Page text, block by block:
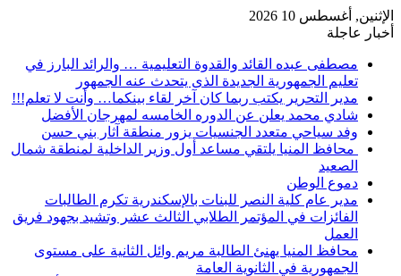
الإثنين, أغسطس 10 2026
أخبار عاجلة
مصطفى عبده القائد والقدوة التعليمية … والرائد البارز في
تعليم الجمهورية الجديدة الذى يتحدث عنه الجمهور
مدير التحرير يكتب ربما كان آخر لقاء بينكما… وأنت لا تعلم!!!
شادي محمد يعلن عن الدوره الخامسه لمهرجان الأفضل
وفد سياحي متعدد الجنسيات يزور منطقة آثار بني حسن
محافظ المنيا يلتقي مساعد أول وزير الداخلية لمنطقة شمال
الصعيد
دموع الوطن
مدير عام كلية النصر للبنات بالإسكندرية تكرم الطالبات
الفائزات في المؤتمر الطلابي الثالث عشر وتشيد بجهود فريق
العمل
محافظ المنيا يهنئ الطالبة مريم وائل الثانية على مستوى
الجمهورية في الثانوية العامة